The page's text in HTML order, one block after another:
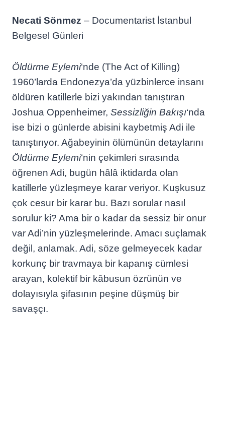
Necati Sönmez – Documentarist İstanbul
Belgesel Günleri
Öldürme Eylemi‘nde (The Act of Killing)
1960’larda Endonezya’da yüzbinlerce insanı
öldüren katillerle bizi yakından tanıştıran
Joshua Oppenheimer, Sessizliğin Bakışı‘nda
ise bizi o günlerde abisini kaybetmiş Adi ile
tanıştırıyor. Ağabeyinin ölümünün detaylarını
Öldürme Eylemi‘nin çekimleri sırasında
öğrenen Adi, bugün hâlâ iktidarda olan
katillerle yüzleşmeye karar veriyor. Kuşkusuz
çok cesur bir karar bu. Bazı sorular nasıl
sorulur ki? Ama bir o kadar da sessiz bir onur
var Adi’nin yüzleşmelerinde. Amacı suçlamak
değil, anlamak. Adi, söze gelmeyecek kadar
korkunç bir travmaya bir kapanış cümlesi
arayan, kolektif bir kâbusun özrünün ve
dolayısıyla şifasının peşine düşmüş bir
savaşçı.